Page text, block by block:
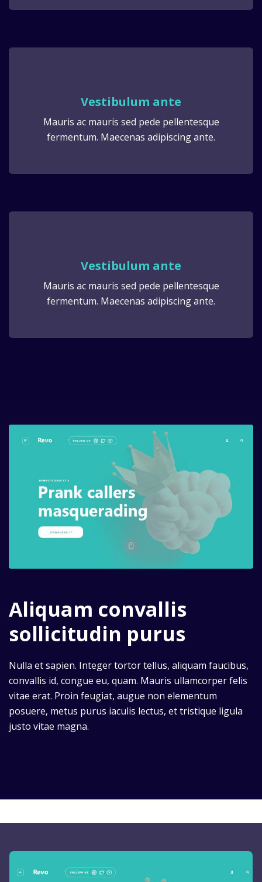
Vestibulum ante
Mauris ac mauris sed pede pellentesque
fermentum. Maecenas adipiscing ante.
Vestibulum ante
Mauris ac mauris sed pede pellentesque
fermentum. Maecenas adipiscing ante.
Aliquam convallis
sollicitudin purus
Nulla et sapien. Integer tortor tellus, aliquam faucibus,
convallis id, congue eu, quam. Mauris ullamcorper felis
vitae erat. Proin feugiat, augue non elementum
posuere, metus purus iaculis lectus, et tristique ligula
justo vitae magna.